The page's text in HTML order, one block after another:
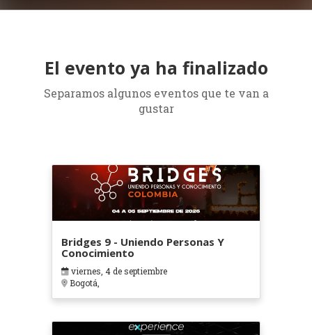
El evento ya ha finalizado
Separamos algunos eventos que te van a
gustar
Bridges 9 - Uniendo Personas Y
Conocimiento
viernes, 4 de septiembre
Bogotá,